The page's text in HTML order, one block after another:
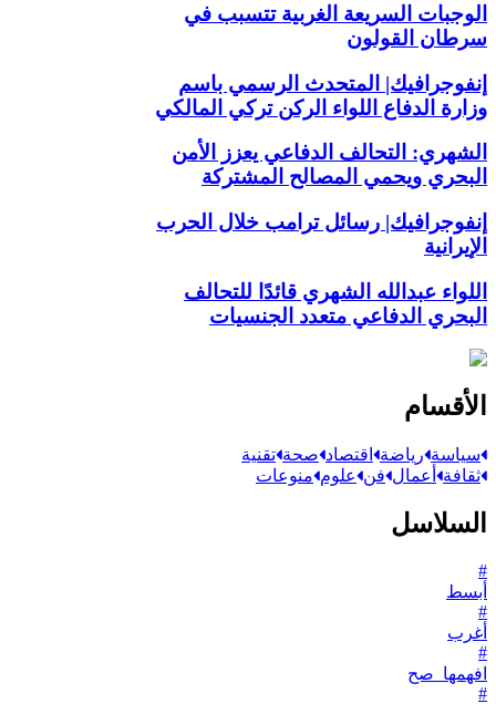
الوجبات السريعة الغربية تتسبب في
سرطان القولون
إنفوجرافيك| المتحدث الرسمي باسم
وزارة الدفاع اللواء الركن تركي المالكي
الشهري: التحالف الدفاعي يعزز الأمن
البحري ويحمي المصالح المشتركة
إنفوجرافيك| رسائل ترامب خلال الحرب
الإيرانية
اللواء عبدالله الشهري قائدًا للتحالف
البحري الدفاعي متعدد الجنسيات
الأقسام
سياسة رياضة اقتصاد صحة تقنية
ثقافة أعمال فن علوم منوعات
السلاسل
#
أبسط
#
أغرب
#
افهمها_صح
#